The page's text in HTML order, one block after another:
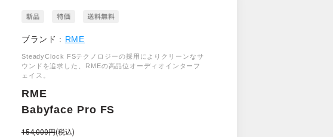
ブランド : RME
SteadyClock FSテクノロジーの採用によりクリーンなサ
ウンドを追求した、RMEの高品位オーディオインターフ
ェイス。
RME
Babyface Pro FS
154,000円(税込)